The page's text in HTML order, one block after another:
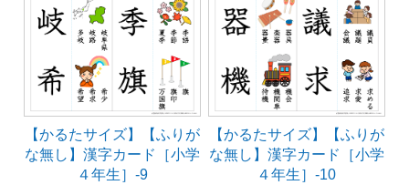
【かるたサイズ】【ふりが
な無し】漢字カード［小学
４年生］-9
【かるたサイズ】【ふりが
な無し】漢字カード［小学
４年生］-10